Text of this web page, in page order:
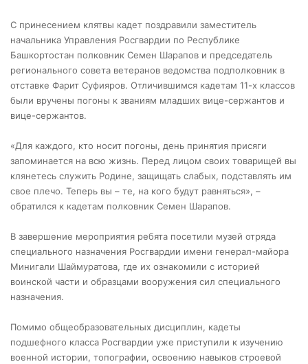
С принесением клятвы кадет поздравили заместитель
начальника Управления Росгвардии по Республике
Башкортостан полковник Семен Шарапов и председатель
регионального совета ветеранов ведомства подполковник в
отставке Фарит Суфияров. Отличившимся кадетам 11-х классов
были вручены погоны к званиям младших вице-сержантов и
вице-сержантов.
«Для каждого, кто носит погоны, день принятия присяги
запоминается на всю жизнь. Перед лицом своих товарищей вы
клянетесь служить Родине, защищать слабых, подставлять им
свое плечо. Теперь вы – те, на кого будут равняться», –
обратился к кадетам полковник Семен Шарапов.
В завершение мероприятия ребята посетили музей отряда
специального назначения Росгвардии имени генерал-майора
Минигали Шаймуратова, где их ознакомили с историей
воинской части и образцами вооружения сил специального
назначения.
Помимо общеобразовательных дисциплин, кадеты
подшефного класса Росгвардии уже приступили к изучению
военной истории, топографии, освоению навыков строевой